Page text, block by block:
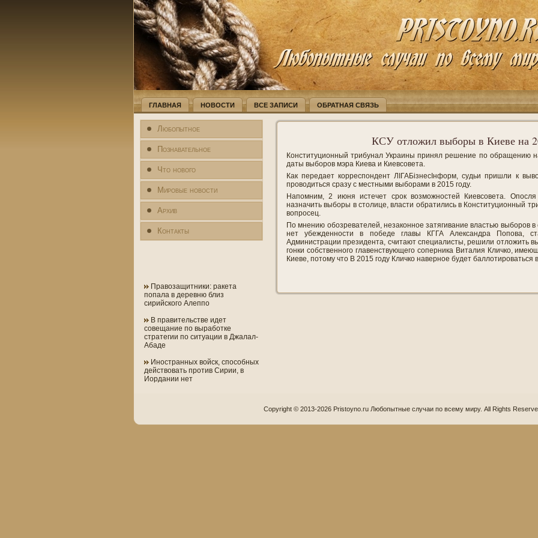
ГЛАВНАЯ НОВОСТИ ВСЕ ЗАПИСИ ОБРАТНАЯ СВЯЗЬ
Любопытное
Познавательное
Что нового
Мировые новости
Архив
Контакты
Правозащитники: ракета
попала в деревню близ
сирийского Алеппо
В правительстве идет
совещание по выработке
стратегии по ситуации в Джалал-
Абаде
Иностранных войск, способных
действовать против Сирии, в
Иордании нет
КСУ отложил выборы в Киеве на
Конституционный трибунал Украины принял решение по обращению
даты выборов мэра Киева и Киевсовета.
Как передает корреспондент ЛІГАБізнесІнформ, судьи пришли к
проводиться сразу с местными выборами в 2015 году.
Напомним, 2 июня истечет срок возможностей Киевсовета.
назначить выборы в столице, власти обратились в Конституционный
вопросец.
По мнению обозревателей, незаконное затягивание властью выборов
нет убежденности в победе главы КГГА Александра Попова,
Администрации президента, считают специалисты, решили отложить
гонки собственного главенствующего соперника Виталия Кличко,
Киеве, потому что В 2015 году Кличко наверное будет баллотироваться
Copyright © 2013-2026 Pristoyno.ru Любопытные случаи по всему миру. All Rights